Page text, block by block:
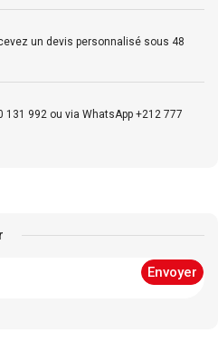
un devis personnalisé sous 48
992 ou via WhatsApp +212 777